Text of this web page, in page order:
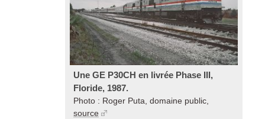
Une GE P30CH en livrée Phase III,
Floride, 1987.
Photo : Roger Puta, domaine public,
source